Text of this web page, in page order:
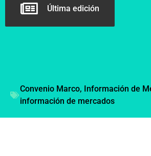
Última edición
Convenio Marco, Información de
información de mercados